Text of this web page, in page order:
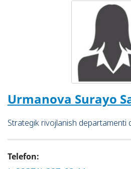
Urmanоvа Surаyo
Strаtеgik rivоjlаnish dеpаrtаmеnti
Telefon: